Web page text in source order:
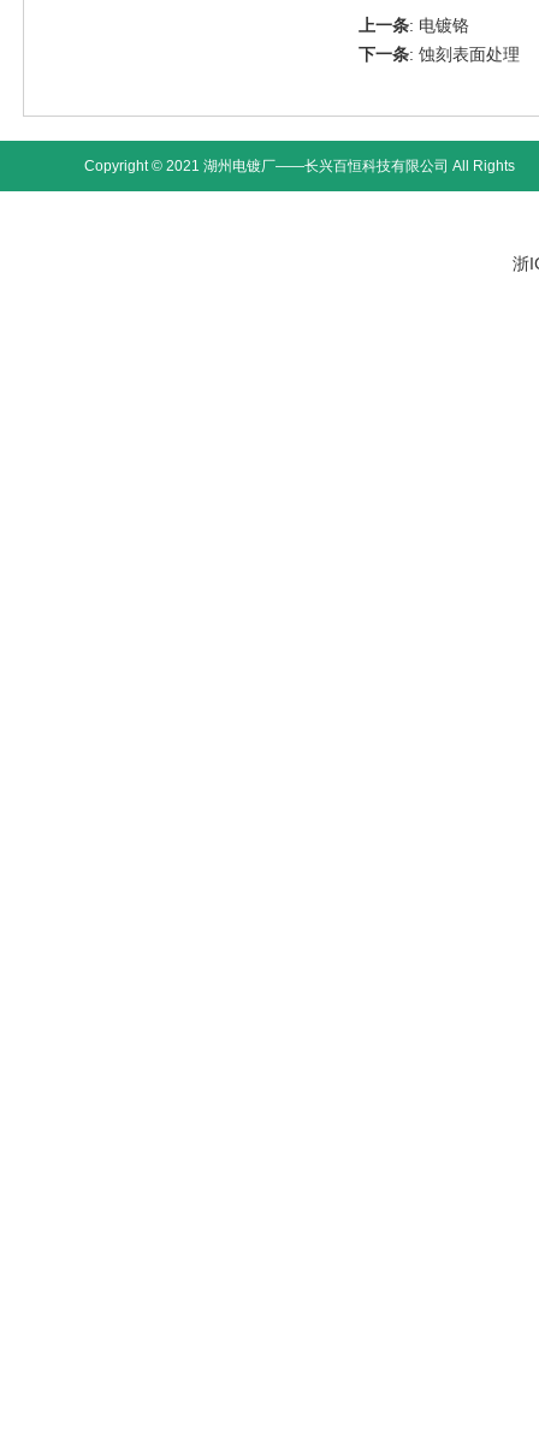
上一条: 电镀铬
下一条: 蚀刻表面处理
Copyright © 2021 湖州电镀厂——长兴百恒科技有限公司 All Rights
浙